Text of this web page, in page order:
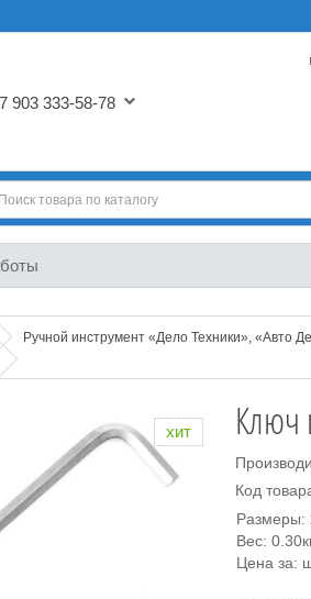
903 333-58-78
Ручной инструмент «Дело Техники», «Авто
хит Ключ
Код
Размеры:
Вес:
Цена за: